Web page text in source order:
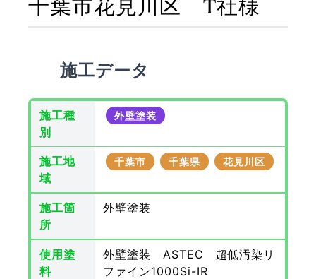
施工データ
施工種
別
外壁塗装
施工地
域
千葉市 千葉県 花見川区
施工箇
所
外壁塗装
使用塗
料
外壁塗装 ASTEC 超低汚染リ
ファイン1000Si-IR